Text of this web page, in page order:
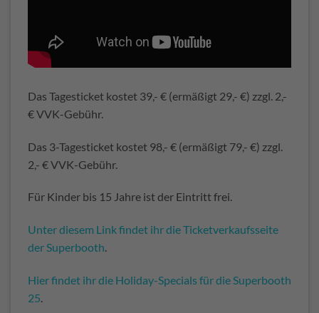
Das Tagesticket kostet 39,- € (ermäßigt 29,- €) zzgl. 2,-
€ VVK-Gebühr.
Das 3-Tagesticket kostet 98,- € (ermäßigt 79,- €) zzgl.
2,- € VVK-Gebühr.
Für Kinder bis 15 Jahre ist der Eintritt frei.
Unter diesem Link findet ihr die Ticketverkaufsseite
der Superbooth.
Hier findet ihr die Holiday-Specials für die Superbooth
25.